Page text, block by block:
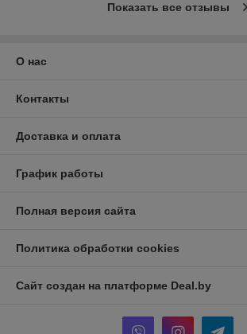
Показать все отзывы
О нас
Контакты
Доставка и оплата
График работы
Полная версия сайта
Политика обработки cookies
Сайт создан на платформе Deal.by